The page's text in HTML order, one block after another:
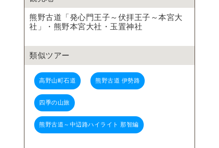
熊野古道「発心門王子～伏拝王子～本宮大
社」・熊野本宮大社・玉置神社
類似ツアー
高野山町石道 熊野古道 伊勢路
四季の山旅
熊野古道～中辺路ハイライト 那智編